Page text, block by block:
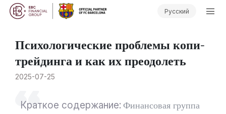
Русский
Психологические проблемы копи-
трейдинга и как их преодолеть
2025-07-25
Краткое содержание: Финансовая группа